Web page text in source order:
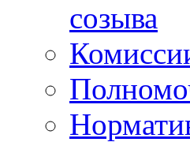
созыва